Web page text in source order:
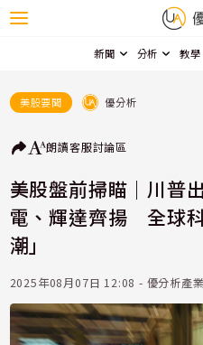
新聞 分析 教學
美股要聞 優分析
朗讀客服討論區
美股盤前掃瞄｜川普
電、輝達齊揚 全球
潮」
2025年08月07日 12:08 - 優分析產